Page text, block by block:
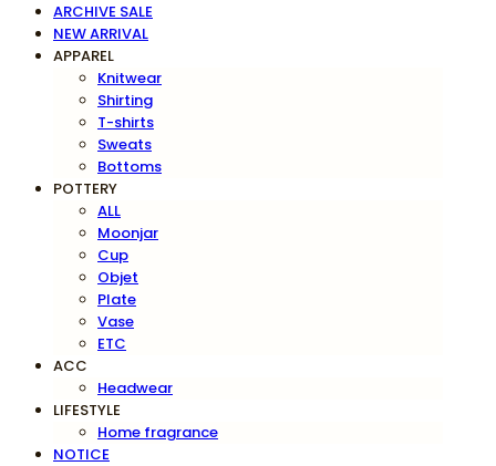
ARCHIVE SALE
NEW ARRIVAL
APPAREL
Knitwear
Shirting
T-shirts
Sweats
Bottoms
POTTERY
ALL
Moonjar
Cup
Objet
Plate
Vase
ETC
ACC
Headwear
LIFESTYLE
Home fragrance
NOTICE